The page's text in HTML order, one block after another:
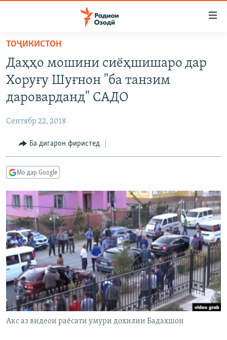
Ҷаҳиш
мояи
аслӣ
Ҷаҳиш
ба
феҳристи
Ҷаҳиш
ба
ҷустор
ҚАЗИЯИ "КРОКУС"
ОСИЁИ МАРКАЗӢ
ВАРЗИШ
ГАПИ ОЗОД
РӮЗГОРИ МУҲОҶИР
ТАҲҚИҚОТ
ҶАНГ ДАР УКРАИНА
ОЗОДӢ ОНЛАЙН
ЧАНДРАСОНАӢ
ВИДЕО
НИГОРИСТОН
ГУЗОРИШҲОИ РАДИОӢ
РӮЙХАТҲО
КИТОБҲОИ ОЗОДӢ
Русский
ПАЙГИРӢ КУНЕД
ТОҶИКИСТОН
Даҳҳо мошини сиёҳшишаро дар
Хоруғу Шуғнон "ба танзим
дароварданд" САДО
Сентябр 22, 2018
Ба дигарон фиристед
Мо дар Google
Акс аз видеои раёсати умури дохилии Бадахшон